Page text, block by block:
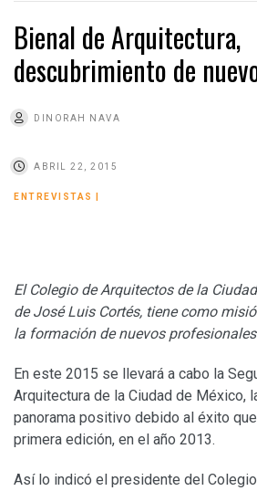
Bienal de Arquitectura,
descubrimiento de
DINORAH NAVA
ABRIL 22, 2015
ENTREVISTAS
El Colegio de Arquitectos de la
de José Luis Cortés, tiene como
la formación de nuevos
En este 2015 se llevará a cabo la
Arquitectura de la Ciudad de México,
panorama positivo debido al éxito
primera edición, en el año 2013.
Así lo indicó el presidente del